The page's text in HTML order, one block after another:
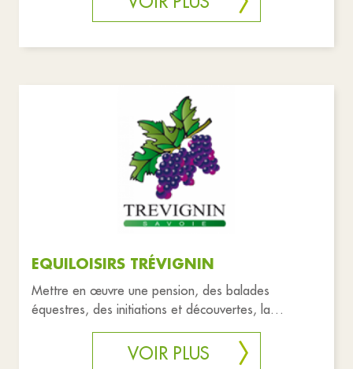
EQUILOISIRS TRÉVIGNIN
Mettre en œuvre une pension, des balades
équestres, des initiations et découvertes, la
VOIR PLUS